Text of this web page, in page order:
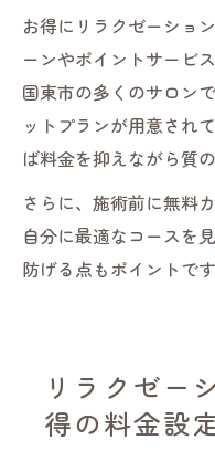
お得にリラクゼーショ
ーンやポイントサービ
国東市の多くのサロン
ットプランが用意され
ば料金を抑えながら質
さらに、施術前に無料
自分に最適なコースを
防げる点もポイントです
リラクゼー
得の料金設